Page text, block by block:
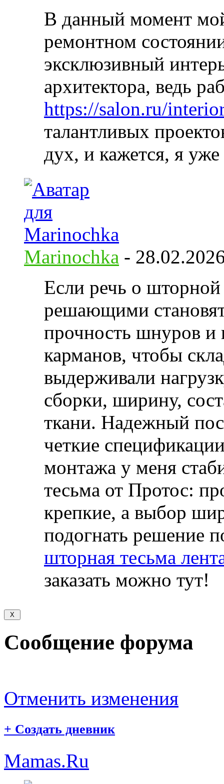
В данный момент
ремонтном
эксклюзивный
архитектора, ведь
https://salon.ru/
талантливых
дух, и кажется, я
Marinochka -
Если речь о
решающими
прочность шнуров и
карманов, чтобы
выдерживали
сборки, ширину,
ткани. Надежный
четкие
монтажа у меня
тесьма от Протос:
крепкие, а выбор
подогнать решение
шторная тесьма
заказать можно тут!
Сообщение форума
Отменить изменения
+ Создать дневник
Mamas.Ru